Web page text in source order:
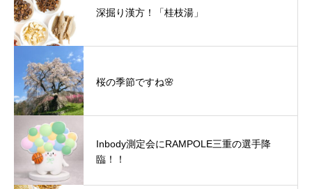
深掘り漢方！「桂枝湯」
桜の季節ですね🌸
Inbody測定会にRAMPOLE三重の選手降
臨！！